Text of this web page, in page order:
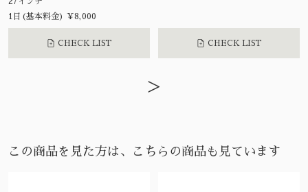
1日(基本料金) ¥8,000
CHECK LIST CHECK LIST
>
この商品を見た方は、こちらの商品も見ています